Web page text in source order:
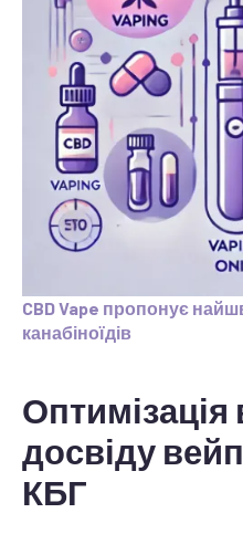
CBD Vape пропонує
канабіноїдів
досвіду
КБГ